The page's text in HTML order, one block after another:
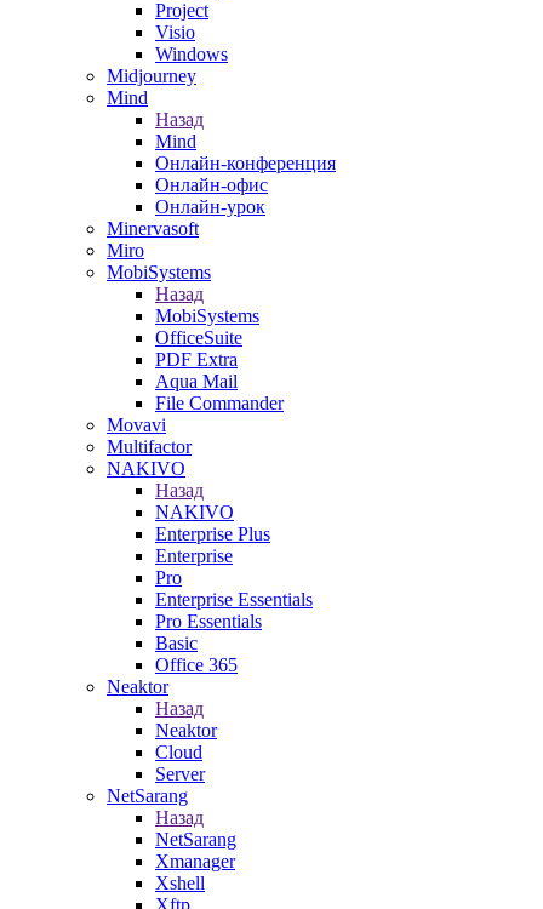
Project
Visio
Windows
Midjourney
Mind
Назад
Mind
Онлайн-конференция
Онлайн-офис
Онлайн-урок
Minervasoft
Miro
MobiSystems
Назад
MobiSystems
OfficeSuite
PDF Extra
Aqua Mail
File Commander
Movavi
Multifactor
NAKIVO
Назад
NAKIVO
Enterprise Plus
Enterprise
Pro
Enterprise Essentials
Pro Essentials
Basic
Office 365
Neaktor
Назад
Neaktor
Cloud
Server
NetSarang
Назад
NetSarang
Xmanager
Xshell
Xftp